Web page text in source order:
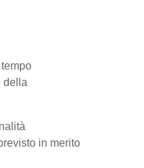
della
in merito